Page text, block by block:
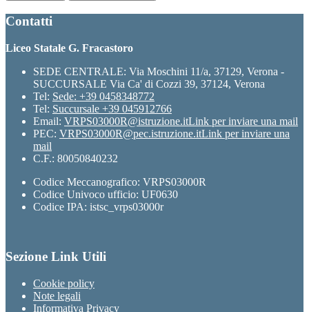
Contatti
Liceo Statale G. Fracastoro
SEDE CENTRALE: Via Moschini 11/a, 37129, Verona -
SUCCURSALE Via Ca' di Cozzi 39, 37124, Verona
Tel: Sede: +39 0458348772
Tel: Succursale +39 045912766
Email: VRPS03000R@istruzione.itLink per inviare una mail
PEC: VRPS03000R@pec.istruzione.itLink per inviare una
mail
C.F.: 80050840232
Codice Meccanografico: VRPS03000R
Codice Univoco ufficio: UF0630
Codice IPA: istsc_vrps03000r
Sezione Link Utili
Cookie policy
Note legali
Informativa Privacy